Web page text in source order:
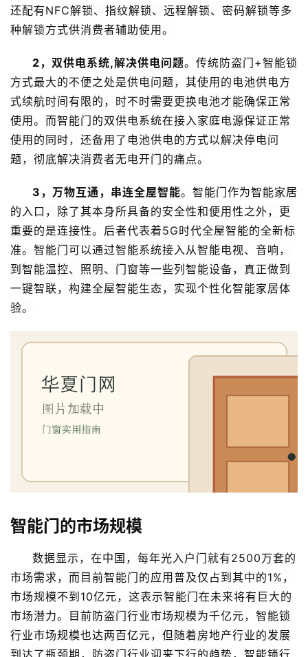
首
间
门
庭
院
还配有NFC解锁、指纹解锁、远程解锁、密码解锁等多
种解锁方式供消费者辅助使用。
2，双供电系统,解决供电问题。传统防盗门+智能锁
方式最大的不便之处是供电问题，其使用的电池供电方
式续航时间有限的，时不时需要更换电池才能确保正常
使用。而智能门的双供电系统在接入家庭电源保证正常
使用的同时，还备用了电池供电的方式以解决停电问
题，彻底解决消费者无电开门的痛点。
3，万物互通，串连全屋智能。智能门作为智能家居
的入口，除了其本身所具备的安全性和便用性之外，更
重要的是连接性。后者代表着5G时代全屋智能的全新标
准。智能门可以通过智能系统接入从智能电视、音响，
到智能温控、照明、门窗等一些列智能设备，真正做到
一键智联，构建全屋智能生态，实现个性化智能家居体
验。
智能门的市场规模
数据显示，在中国，每年光入户门就有2500万套的
市场需求，而目前智能门的应用普及仅占到其中的1%，
市场规模不到10亿元，这表示智能门在未来将有巨大的
市场潜力。目前防盗门行业市场规模为千亿元，智能锁
行业市场规模也达两百亿元，但随着房地产行业的发展